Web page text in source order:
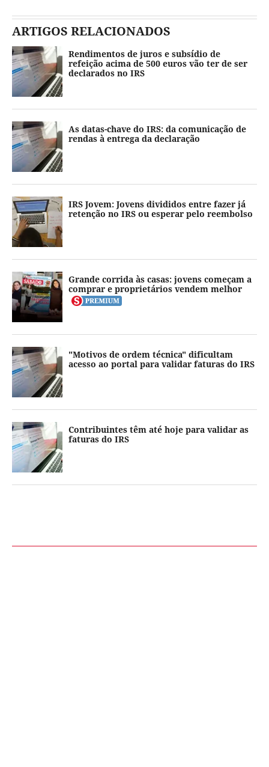
ARTIGOS RELACIONADOS
Rendimentos de juros e subsídio de
refeição acima de 500 euros vão ter de ser
declarados no IRS
As datas-chave do IRS: da comunicação de
rendas à entrega da declaração
IRS Jovem: Jovens divididos entre fazer já
retenção no IRS ou esperar pelo reembolso
Grande corrida às casas: jovens começam a
comprar e proprietários vendem melhor
"Motivos de ordem técnica" dificultam
acesso ao portal para validar faturas do IRS
Contribuintes têm até hoje para validar as
faturas do IRS